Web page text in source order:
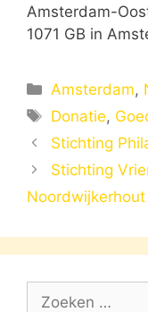
Amsterdam-
1071 GB in
Categorieën
Amsterdam,
Tags
Donatie,
Stichting
Stichting
Noordwijkerhout
Zoek